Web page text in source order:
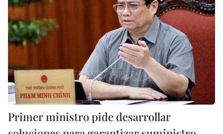
Primer ministro pide desarrollar